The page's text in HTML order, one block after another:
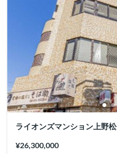
ライオンズマンション上野
¥26,300,000